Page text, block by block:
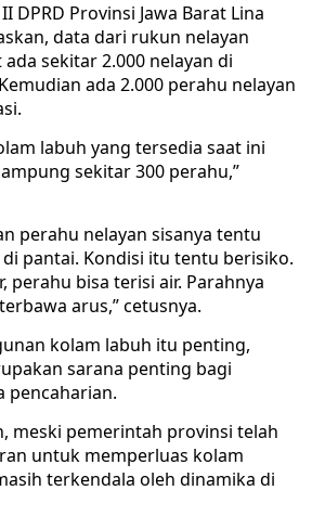
DPRD Provinsi Jawa Barat Lina
data dari rukun nelayan
sekitar 2.000 nelayan di
ada 2.000 perahu nelayan
labuh yang tersedia saat ini
sekitar 300 perahu,”
perahu nelayan sisanya tentu
pantai. Kondisi itu tentu berisiko.
perahu bisa terisi air. Parahnya
arus,” cetusnya.
kolam labuh itu penting,
sarana penting bagi
pencaharian.
meski pemerintah provinsi telah
untuk memperluas kolam
terkendala oleh dinamika di